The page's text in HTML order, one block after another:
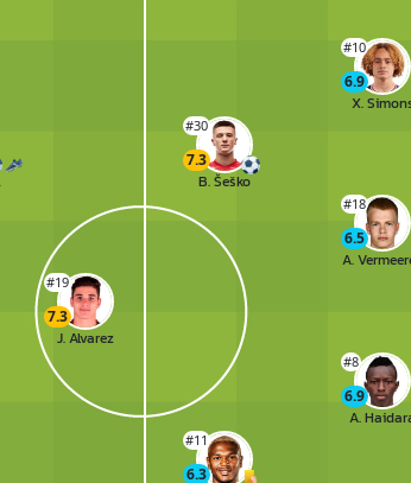
J. Alvarez
#19
7.3
A.
#8
6.9
A.
#18
6.5
X.
#10
6.9
#11
6.3
B. Šeško
#30
7.3